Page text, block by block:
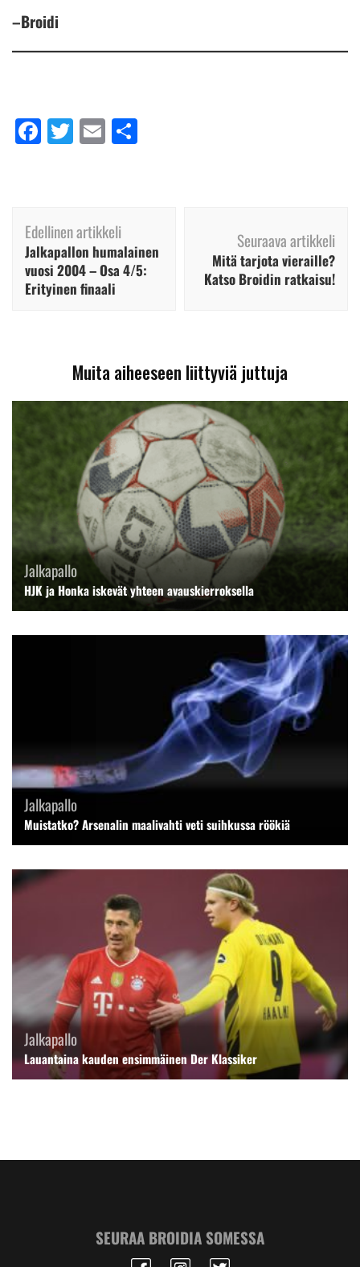
–Broidi
Facebook
Twitter
Email
Artikkelien
selaus
Edellinen artikkeli
Jalkapallon humalainen
vuosi 2004 – Osa 4/5:
Erityinen finaali
Seuraava artikkeli
Mitä tarjota vieraille?
Katso Broidin ratkaisu!
Muita aiheeseen liittyviä juttuja
Jalkapallo
HJK ja Honka iskevät yhteen avauskierroksella
Jalkapallo
Muistatko? Arsenalin maalivahti veti suihkussa röökiä
Jalkapallo
Lauantaina kauden ensimmäinen Der Klassiker
SEURAA BROIDIA SOMESSA